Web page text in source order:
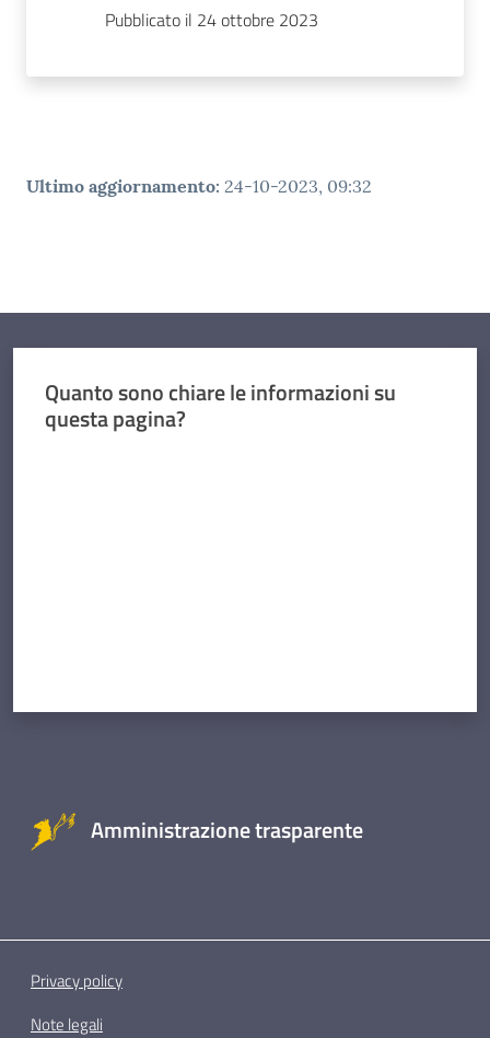
Pubblicato il 24 ottobre 2023
Ultimo aggiornamento: 24-10-2023, 09:32
Quanto sono chiare le informazioni su
questa pagina?
Amministrazione trasparente
Privacy policy
Note legali